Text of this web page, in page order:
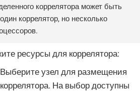
коррелятора может быть
коррелятор, но несколько
ресурсы для коррелятора:
Выберите узел для размещения
коррелятора. На выбор доступны